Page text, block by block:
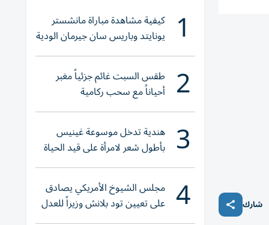
شارك
1 كيفية مشاهدة مباراة مانشستر
يونايتد وباريس سان جيرمان الودية
والقنوات الناقلة
2 طقس السبت غائم جزئياً مغبر
أحياناً مع سحب ركامية
3 هندية تدخل موسوعة غينيس
بأطول شعر لامرأة على قيد الحياة
4 مجلس الشيوخ الأمريكي يصادق
على تعيين تود بلانش وزيراً للعدل